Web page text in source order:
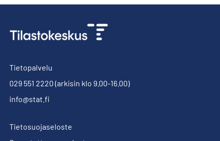
Tietopalvelu
029 551 2220 (arkisin klo 9.00-16.00)
info@stat.fi
Tietosuojaseloste